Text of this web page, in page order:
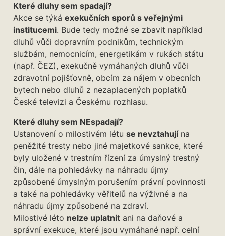
Které dluhy sem spadají?
Akce se týká exekučních sporů s veřejnými
institucemi. Bude tedy možné se zbavit například
dluhů vůči dopravním podnikům, technickým
službám, nemocnicím, energetikám v rukách státu
(např. ČEZ), exekučně vymáhaných dluhů vůči
zdravotní pojišťovně, obcím za nájem v obecních
bytech nebo dluhů z nezaplacených poplatků
České televizi a Českému rozhlasu.
Které dluhy sem NEspadají?
Ustanovení o milostivém létu se nevztahujína
peněžité tresty nebo jiné majetkové sankce, které
byly uložené v trestním řízení za úmyslný trestný
čin, dále na pohledávky na náhradu újmy
způsobené úmyslným porušením právní povinnosti
a také na pohledávky věřitelů na výživné a na
náhradu újmy způsobené na zdraví.
Milostivé léto nelze uplatnit ani na daňové a
správní exekuce, které jsou vymáhané např. celní